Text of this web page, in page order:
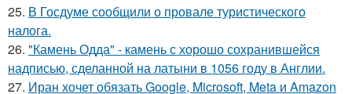
25. В Госдуме сообщили о провале туристического
налога.
26. "Камень Одда" - камень с хорошо сохранившейся
надписью, сделанной на латыни в 1056 году в Англии.
27. Иран хочет обязать Google, Microsoft, Meta и Amazon